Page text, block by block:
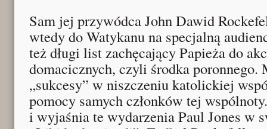
Sam jej przywódca John Dawid
wtedy do Watykanu na specjalną
też długi list zachęcający Papieża do
domacicznych, czyli środka poronnego.
„sukcesy” w niszczeniu katolickiej
pomocy samych członków tej
i wyjaśnia te wydarzenia Paul Jones w